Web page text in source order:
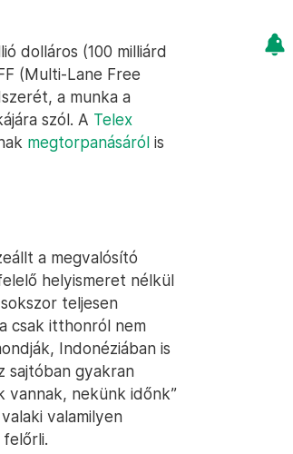
dolláros (100 milliárd
(Multi-Lane Free
a munka a
szól. A Telex
megtorpanásáról is
a megvalósító
helyismeret nélkül
teljesen
csak itthonról nem
Indonéziában is
sajtóban gyakran
vannak, nekünk időnk”
valamilyen